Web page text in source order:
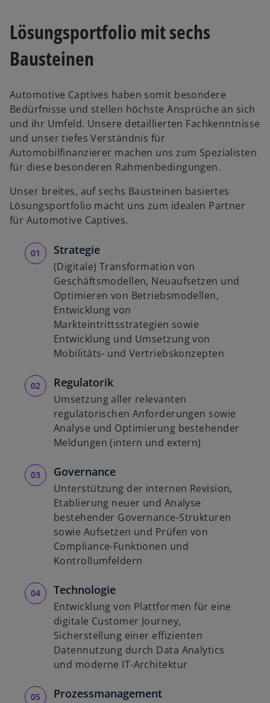
Lösungsportfolio mit sechs
Bausteinen
Automotive Captives haben somit besondere
Bedürfnisse und stellen höchste Ansprüche an sich
und ihr Umfeld. Unsere detaillierten Fachkenntnisse
und unser tiefes Verständnis für
Automobilfinanzierer machen uns zum Spezialisten
für diese besonderen Rahmenbedingungen.
Unser breites, auf sechs Bausteinen basiertes
Lösungsportfolio macht uns zum idealen Partner
für Automotive Captives.
Strategie
(Digitale) Transformation von
Geschäftsmodellen, Neuaufsetzen und
Optimieren von Betriebsmodellen,
Entwicklung von
Markteintrittsstrategien sowie
Entwicklung und Umsetzung von
Mobilitäts- und Vertriebskonzepten
Regulatorik
Umsetzung aller relevanten
regulatorischen Anforderungen sowie
Analyse und Optimierung bestehender
Meldungen (intern und extern)
Governance
Unterstützung der internen Revision,
Etablierung neuer und Analyse
bestehender Governance-Strukturen
sowie Aufsetzen und Prüfen von
Compliance-Funktionen und
Kontrollumfeldern
Technologie
Entwicklung von Plattformen für eine
digitale Customer Journey,
Sicherstellung einer effizienten
Datennutzung durch Data Analytics
und moderne IT-Architektur
Prozessmanagement